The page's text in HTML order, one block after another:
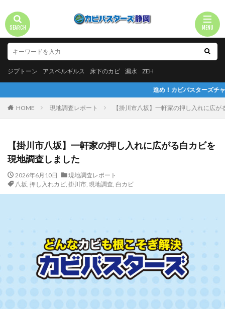
ジプトーン アスペルギルス 床下のカビ 漏水 ZEH
進め！カビバスターズチャンネルでインタ
HOME 現地調査レポート 【掛川市八坂】一軒家の押し入れに広
【掛川市八坂】一軒家の押し入れに広がる白カビを
現地調査しました
2026年6月10日
現地調査レポート
八坂, 押し入れカビ, 掛川市, 現地調査, 白カビ